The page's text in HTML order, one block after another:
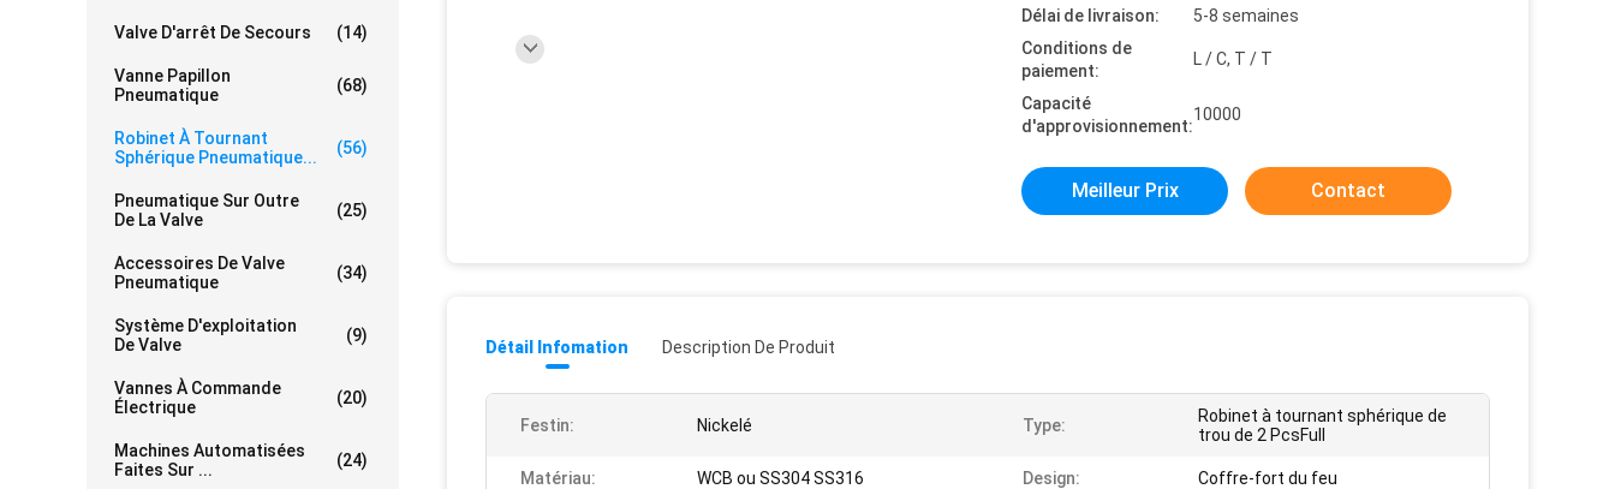
Valve D'arrêt De Secours (14)
Vanne Papillon
Pneumatique
(68)
Robinet À Tournant
Sphérique Pneumatique...
(56)
Pneumatique Sur Outre
De La Valve
(25)
Accessoires De Valve
Pneumatique
(34)
Système D'exploitation
De Valve
(9)
Vannes À Commande
Électrique
(20)
Machines Automatisées
Faites Sur ...
(24)
Délai de livraison:
5-8 semaines
Conditions de
paiement:
L / C, T / T
Capacité
d'approvisionnement:
10000
Meilleur Prix Contact
Détail Infomation Description De Produit
Festin: Nickelé Type:
Robinet à tournant sphérique de
trou de 2 PcsFull
Matériau: WCB ou SS304 SS316 Design: Coffre-fort du feu